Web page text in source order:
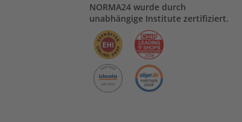
NORMA24 wurde durch
unabhängige Institute zertifiziert.